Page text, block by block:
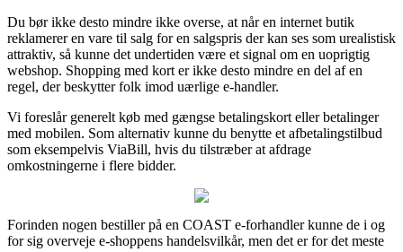
Du bør ikke desto mindre ikke overse, at når en internet butik
reklamerer en vare til salg for en salgspris der kan ses som urealistisk
attraktiv, så kunne det undertiden være et signal om en uoprigtig
webshop. Shopping med kort er ikke desto mindre en del af en
regel, der beskytter folk imod uærlige e-handler.
Vi foreslår generelt køb med gængse betalingskort eller betalinger
med mobilen. Som alternativ kunne du benytte et afbetalingstilbud
som eksempelvis ViaBill, hvis du tilstræber at afdrage
omkostningerne i flere bidder.
Forinden nogen bestiller på en COAST e-forhandler kunne de i og
for sig overveje e-shoppens handelsvilkår, men det er for det meste